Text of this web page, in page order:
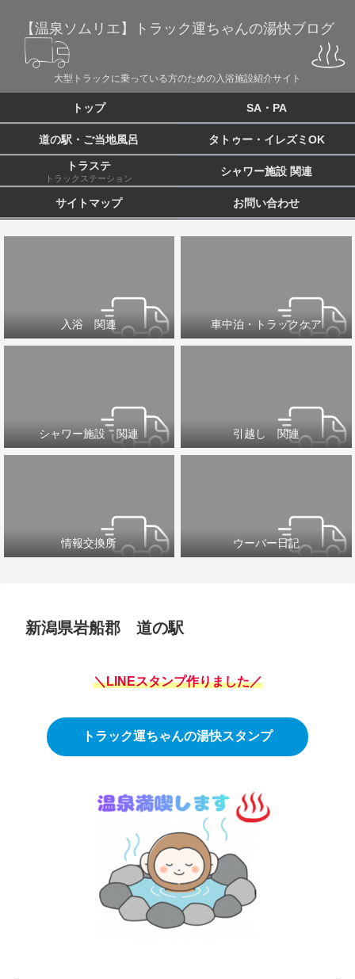
【温泉ソムリエ】トラック運ちゃんの湯快ブログ
大型トラックに乗っている方のための入浴施設紹介サイト
トップ SA・PA
道の駅・ご当地風呂 タトゥー・イレズミOK
トラステ
トラックステーション
シャワー施設 関連
サイトマップ お問い合わせ
入浴 関連 車中泊・トラックケア
シャワー施設 関連 引越し 関連
情報交換所 ウーバー日記
新潟県岩船郡 道の駅
＼LINEスタンプ作りました／
トラック運ちゃんの湯快スタンプ